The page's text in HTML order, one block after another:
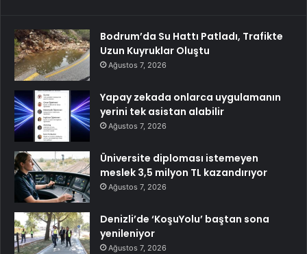
Bodrum’da Su Hattı Patladı, Trafikte
Uzun Kuyruklar Oluştu
Ağustos 7, 2026
Yapay zekada onlarca uygulamanın
yerini tek asistan alabilir
Ağustos 7, 2026
Üniversite diploması istemeyen
meslek 3,5 milyon TL kazandırıyor
Ağustos 7, 2026
Denizli’de ‘KoşuYolu’ baştan sona
yenileniyor
Ağustos 7, 2026